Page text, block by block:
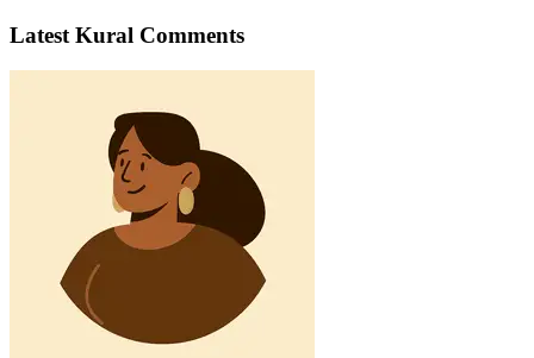
Latest Kural Comments